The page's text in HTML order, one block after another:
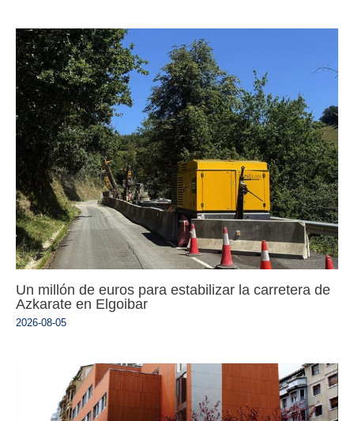
Un millón de euros para estabilizar la carretera de
Azkarate en Elgoibar
2026-08-05